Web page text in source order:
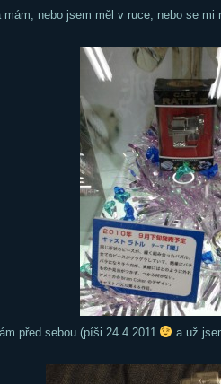
mám, nebo jsem měl v ruce, nebo se mi
před sebou (píši 24.4.2011
a už